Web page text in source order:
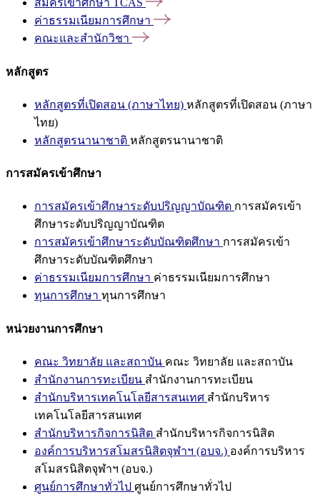
สมัครเข้าศึกษา TCAS
ค่าธรรมเนียมการศึกษา
คณะและสำนักวิชา
หลักสูตร
หลักสูตรที่เปิดสอน (ภาษาไทย) หลักสูตรที่เปิดสอน (ภาษา
ไทย)
หลักสูตรนานาชาติ หลักสูตรนานาชาติ
การสมัครเข้าศึกษา
การสมัครเข้าศึกษาระดับปริญญาบัณฑิต การสมัครเข้า
ศึกษาระดับปริญญาบัณฑิต
การสมัครเข้าศึกษาระดับบัณฑิตศึกษา การสมัครเข้า
ศึกษาระดับบัณฑิตศึกษา
ค่าธรรมเนียมการศึกษา ค่าธรรมเนียมการศึกษา
ทุนการศึกษา ทุนการศึกษา
หน่วยงานการศึกษา
คณะ วิทยาลัย และสถาบัน คณะ วิทยาลัย และสถาบัน
สำนักงานการทะเบียน สำนักงานการทะเบียน
สำนักบริหารเทคโนโลยีสารสนเทศ สำนักบริหาร
เทคโนโลยีสารสนเทศ
สำนักบริหารกิจการนิสิต สำนักบริหารกิจการนิสิต
องค์การบริหารสโมสรนิสิตจุฬาฯ (อบจ.) องค์การบริหาร
สโมสรนิสิตจุฬาฯ (อบจ.)
ศูนย์การศึกษาทั่วไป ศูนย์การศึกษาทั่วไป